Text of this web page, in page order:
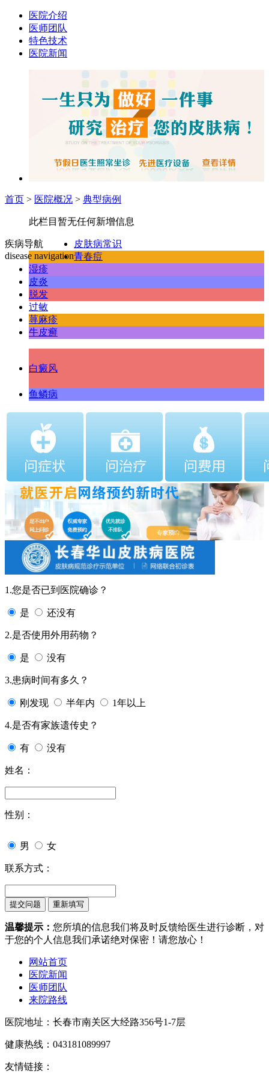
医院介绍
医师团队
特色技术
医院新闻
首页 > 医院概况 > 典型病例
此栏目暂无任何新增信息
疾病导航
disease navigation
皮肤病常识
青春痘
湿疹
皮炎
脱发
过敏
荨麻疹
牛皮癣
白癜风
鱼鳞病
1.您是否已到医院确诊？
是 还没有
2.是否使用外用药物？
是 没有
3.患病时间有多久？
刚发现 半年内 1年以上
4.是否有家族遗传史？
有 没有
姓名：
性别：
男 女
联系方式：
温馨提示： 您所填的信息我们将及时反馈给医生进行诊断，对
于您的个人信息我们承诺绝对保密！请您放心！
网站首页
医院新闻
医师团队
来院路线
医院地址：长春市南关区大经路356号1-7层
健康热线：043181089997
友情链接：